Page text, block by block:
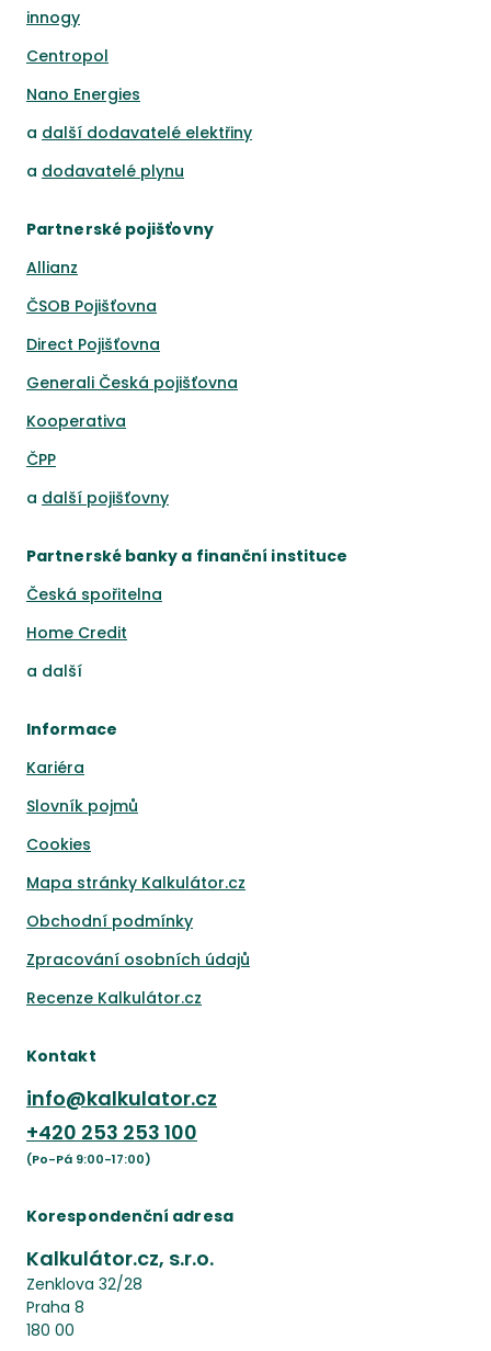
innogy
Centropol
Nano Energies
a další dodavatelé elektřiny
a dodavatelé plynu
Partnerské pojišťovny
Allianz
ČSOB Pojišťovna
Direct Pojišťovna
Generali Česká pojišťovna
Kooperativa
ČPP
a další pojišťovny
Partnerské banky a finanční instituce
Česká spořitelna
Home Credit
a další
Informace
Kariéra
Slovník pojmů
Cookies
Mapa stránky Kalkulátor.cz
Obchodní podmínky
Zpracování osobních údajů
Recenze Kalkulátor.cz
Kontakt
info@kalkulator.cz
+420 253 253 100
(Po-Pá 9:00-17:00)
Korespondenční adresa
Kalkulátor.cz, s.r.o.
Zenklova 32/28
Praha 8
180 00